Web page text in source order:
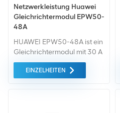
Netzwerkleistung Huawei
Gleichrichtermodul EPW50-
48A
HUAWEI EPW50-48A ist ein
Gleichrichtermodul mit 30 A
und 48 V Ausgang für
Telekommunikation, wie
Agisson EPW50-48A,
EINZELHEITEN